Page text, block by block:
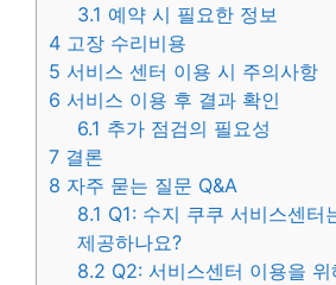
3.1 예약 시 필요한 정보
4 고장 수리비용
5 서비스 센터 이용 시 주의사항
6 서비스 이용 후 결과 확인
6.1 추가 점검의 필요성
7 결론
8 자주 묻는 질문 Q&A
8.1 Q1: 수지 쿠쿠 서비스센터
제공하나요?
8.2 Q2: 서비스센터 이용을